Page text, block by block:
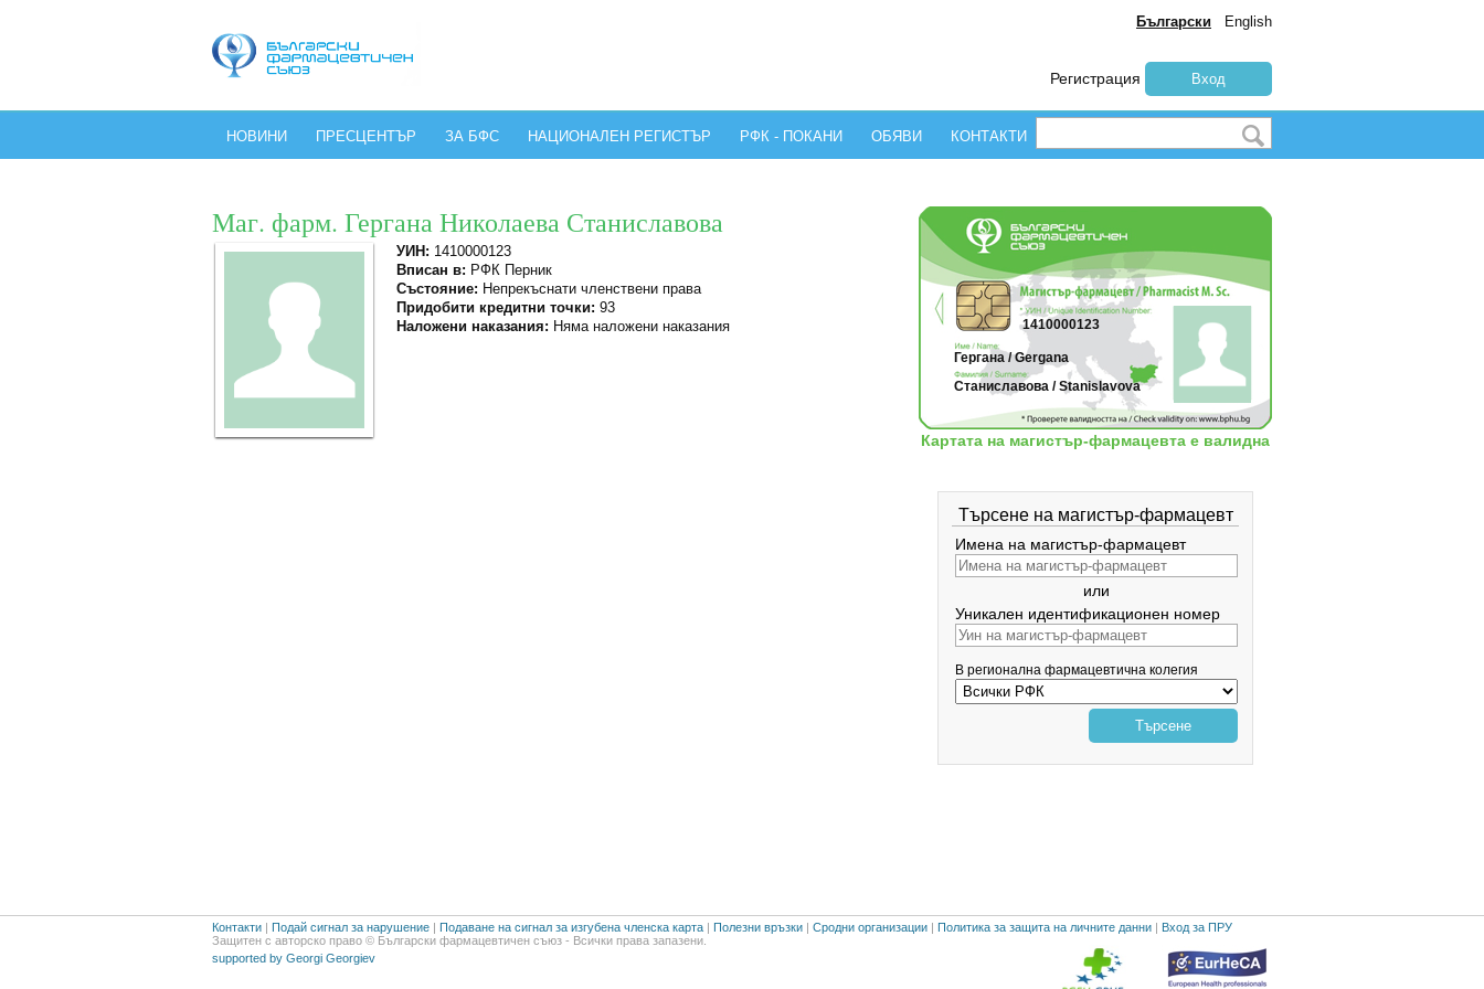
Български English
Регистрация Вход
НОВИНИ ПРЕСЦЕНТЪР ЗА БФС НАЦИОНАЛЕН РЕГИСТЪР РФК - ПОКАНИ ОБЯВИ КОНТАКТИ
Маг. фарм. Гергана Николаева Станиславова
УИН: 1410000123
Вписан в: РФК Перник
Състояние: Непрекъснати членствени права
Придобити кредитни точки: 93
Наложени наказания: Няма наложени наказания 1410000123
Гергана / Gergana
Станиславова / Stanislavova
Картата на магистър-фармацевта е валидна
Търсене на магистър-фармацевт
Имена на магистър-фармацевт
или
Уникален идентификационен номер
В регионална фармацевтична колегия
Търсене
Контакти | Подай сигнал за нарушение | Подаване на сигнал за изгубена членска карта | Полезни връзки | Сродни организации | Политика за защита на личните данни | Вход за ПРУ
Защитен с авторско право © Български фармацевтичен съюз - Всички права запазени.
supported by Georgi Georgiev